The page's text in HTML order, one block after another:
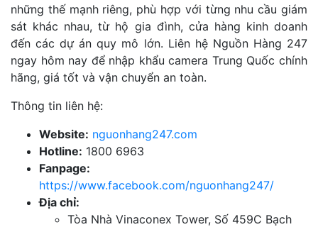
những thế mạnh riêng, phù hợp với từng nhu cầu giám
sát khác nhau, từ hộ gia đình, cửa hàng kinh doanh
đến các dự án quy mô lớn. Liên hệ Nguồn Hàng 247
ngay hôm nay để nhập khẩu camera Trung Quốc chính
hãng, giá tốt và vận chuyển an toàn.
Thông tin liên hệ:
Website: nguonhang247.com
Hotline: 1800 6963
Fanpage:
https://www.facebook.com/nguonhang247/
Địa chỉ:
Tòa Nhà Vinaconex Tower, Số 459C Bạch